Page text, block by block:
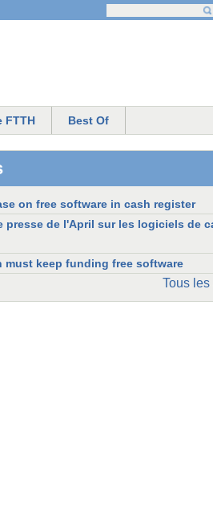
Formulaire de
FTTH Best Of
on free software in cash register
presse de l'April sur les logiciels de
must keep funding free software
Tous